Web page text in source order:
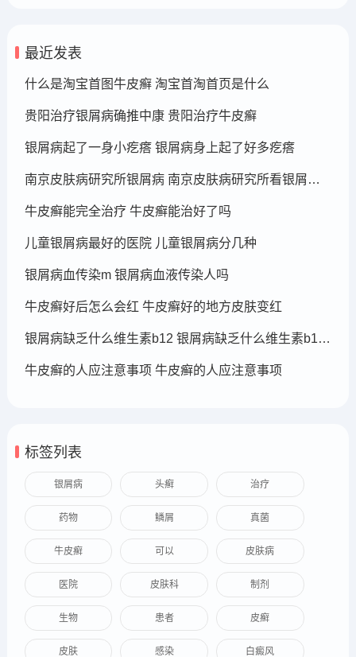
最近发表
什么是淘宝首图牛皮癣 淘宝首淘首页是什么
贵阳治疗银屑病确推中康 贵阳治疗牛皮癣
银屑病起了一身小疙瘩 银屑病身上起了好多疙瘩
南京皮肤病研究所银屑病 南京皮肤病研究所看银屑病哪个医生厉害
牛皮癣能完全治疗 牛皮癣能治好了吗
儿童银屑病最好的医院 儿童银屑病分几种
银屑病血传染m 银屑病血液传染人吗
牛皮癣好后怎么会红 牛皮癣好的地方皮肤变红
银屑病缺乏什么维生素b12 银屑病缺乏什么维生素b12可以补充
牛皮癣的人应注意事项 牛皮癣的人应注意事项
标签列表
银屑病 头癣 治疗
药物 鳞屑 真菌
牛皮癣 可以 皮肤病
医院 皮肤科 制剂
生物 患者 皮癣
皮肤 感染 白癜风